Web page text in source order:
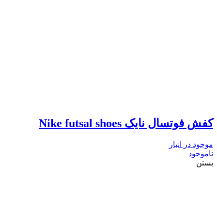
کفش فوتسال نایک Nike futsal shoes
موجود در انبار
ناموجود
بستن